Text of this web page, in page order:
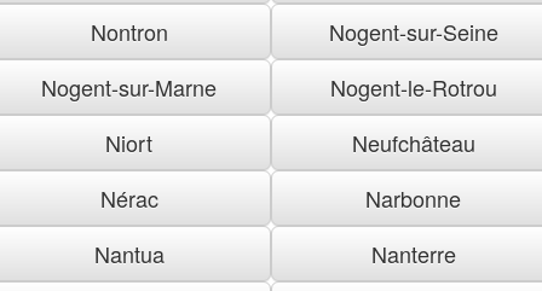
Nontron
Nogent-sur-Seine
Nogent-sur-Marne
Nogent-le-Rotrou
Niort
Neufchâteau
Nérac
Narbonne
Nantua
Nanterre